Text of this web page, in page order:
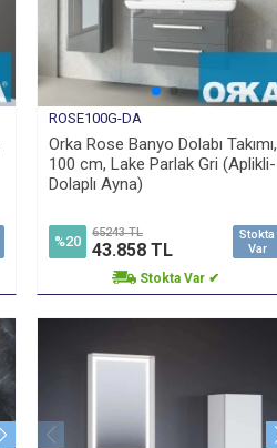
ROSE100G-DA
Orka Rose Banyo Dolabı Takımı,
100 cm, Lake Parlak Gri (Aplikli-
Dolaplı Ayna)
%20
Stokta
Var
65243 TL
43.858 TL
Stokta Var ✔